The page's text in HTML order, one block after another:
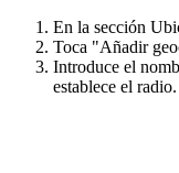
En la sección
Toca "Añadir
Introduce el
establece el